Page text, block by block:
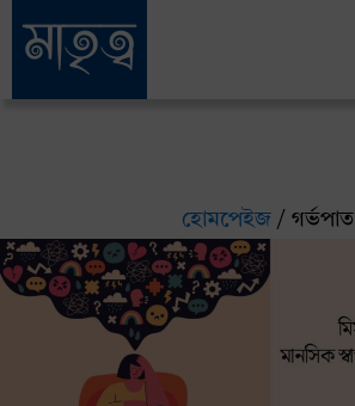
হোমপেইজ / গর্ভপাত